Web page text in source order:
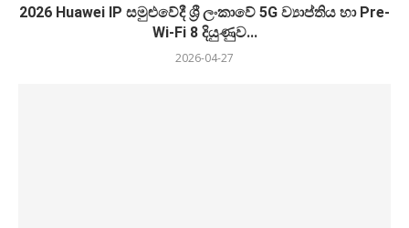
2026 Huawei IP සමුළුවේදී ශ්‍රී ලංකාවේ 5G ව්‍යාප්තිය හා Pre-
Wi-Fi 8 දියුණුව...
2026-04-27